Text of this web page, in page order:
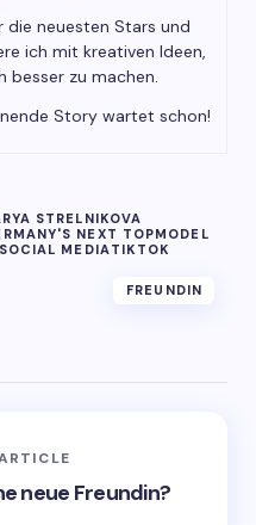
die neuesten Stars und
ich mit kreativen Ideen,
besser zu machen.
Story wartet schon!
STRELNIKOVA
NEXT TOPMODEL
SOCIAL MEDIATIKTOK
FREUNDIN
neue Freundin?